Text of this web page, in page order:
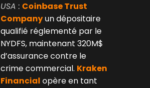
USA : Coinbase Trust
Companyun dépositaire
qualifié réglementé par le
NYDFS, maintenant 320M$
d’assurance contre le
crime commercial. Kraken
Financial opère en tant